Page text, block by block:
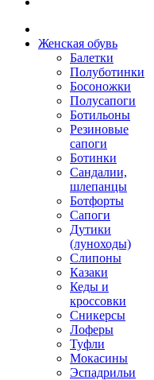
Женская обувь
Балетки
Полуботинки
Босоножки
Полусапоги
Ботильоны
Резиновые
сапоги
Ботинки
Сандалии,
шлепанцы
Ботфорты
Сапоги
Дутики
(луноходы)
Слипоны
Казаки
Кеды и
кроссовки
Сникерсы
Лоферы
Туфли
Мокасины
Эспадрильи